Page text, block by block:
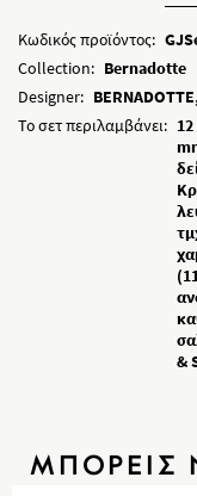
Κωδικός προϊόντος:
Collection: Bernadotte
Designer:
Το σετ περιλαμβάνει:
&
ΜΠΟΡΕΙΣ